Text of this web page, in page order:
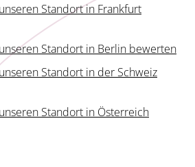
Standort in Frankfurt
Standort in Berlin bewerten
Standort in der Schweiz
Standort in Österreich